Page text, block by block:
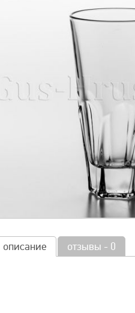
описание отзывы - 0